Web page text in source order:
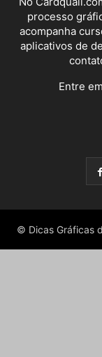
processo
acompanha
aplicativos de
Entre
© Dicas Gráficas